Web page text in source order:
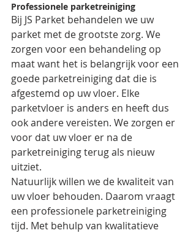
Professionele parketreiniging
Bij JS Parket behandelen we uw
parket met de grootste zorg. We
zorgen voor een behandeling op
maat want het is belangrijk voor een
goede parketreiniging dat die is
afgestemd op uw vloer. Elke
parketvloer is anders en heeft dus
ook andere vereisten. We zorgen er
voor dat uw vloer er na de
parketreiniging terug als nieuw
uitziet.
Natuurlijk willen we de kwaliteit van
uw vloer behouden. Daarom vraagt
een professionele parketreiniging
tijd. Met behulp van kwalitatieve